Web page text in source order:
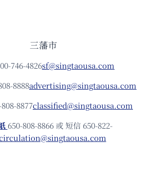
三藩市
746-4826sf@singtaousa.com
8888advertising@singtaousa.com
8877classified@singtaousa.com
650-808-8866 或 短信 650-822-